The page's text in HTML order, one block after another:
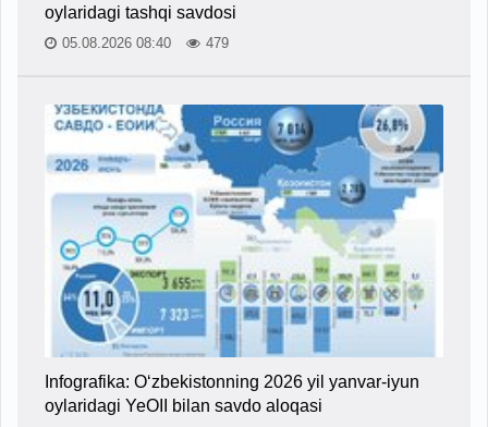
oylaridagi tashqi savdosi
05.08.2026 08:40 479
Infografika: O‘zbekistonning 2026 yil yanvar-iyun
oylaridagi YeOII bilan savdo aloqasi